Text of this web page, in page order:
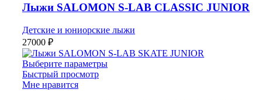
Лыжи SALOMON S-LAB CLASSIC JUNIOR
Детские и юниорские лыжи
27000 ₽
Выберите параметры
Быстрый просмотр
Мне нравится